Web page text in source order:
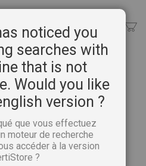
8 étapes pour
noticed you
searches with
that is not
Would you like
version ?
que vous effectuez
moteur de recherche
accéder à la version
?